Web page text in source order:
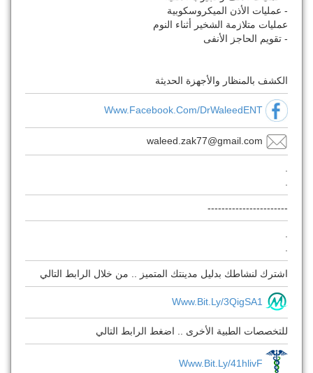
- عمليات الأذن الميكروسكوبية
عمليات متلازمة الشخير أثناء النوم
- تقويم الحاجز الأنفى
الكشف بالمنظار والأجهزة الحديثة
Www.facebook.com/DrWaleedENT
waleed.zak77@gmail.com
-----------------------
اشترك لنشاطك بدليل مدينتك المتميز .. من خلال الرابط التالي
Www.bit.ly/3QigSA1
للتخصصات الطبية الأخرى .. اضغط الرابط التالي
Www.bit.ly/41hlivF